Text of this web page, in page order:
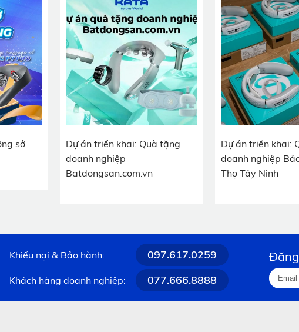
sở
Dự án triển khai: Quà tặng
doanh nghiệp
Batdongsan.com.vn
Dự án triển khai:
doanh nghiệp
Thọ Tây Ninh
Khiếu nại & Bảo hành: 097.617.0259
Khách hàng doanh nghiệp: 077.666.8888